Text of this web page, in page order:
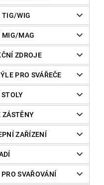
TIG/WIG
MIG/MAG
ZDROJE
PRO SVÁŘEČE
ZÁSTĚNY
ZAŘÍZENÍ
SVAŘOVÁNÍ